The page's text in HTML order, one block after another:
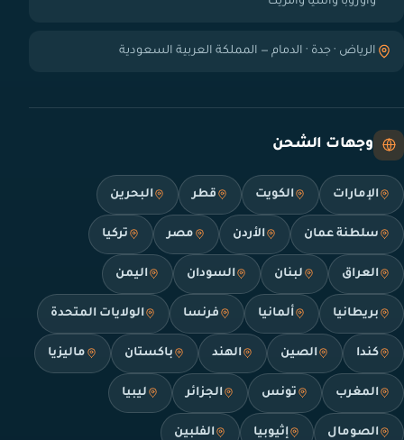
الرياض · جدة · الدمام — المملكة العربية السعودية
وجهات الشحن
الإمارات الكويت قطر البحرين
سلطنة عمان الأردن مصر تركيا
العراق لبنان السودان اليمن
بريطانيا ألمانيا فرنسا الولايات المتحدة
كندا الصين الهند باكستان ماليزيا
المغرب تونس الجزائر ليبيا
الصومال إثيوبيا الفلبين